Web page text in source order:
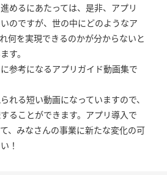
めるにあたっては、是非、アプリ
のですが、世の中にどのようなア
何を実現できるのかが分からないと
す。
参考になるアプリガイド動画集で
れる短い動画になっていますので、
ることができます。アプリ導入で
、みなさんの事業に新たな変化の可
！